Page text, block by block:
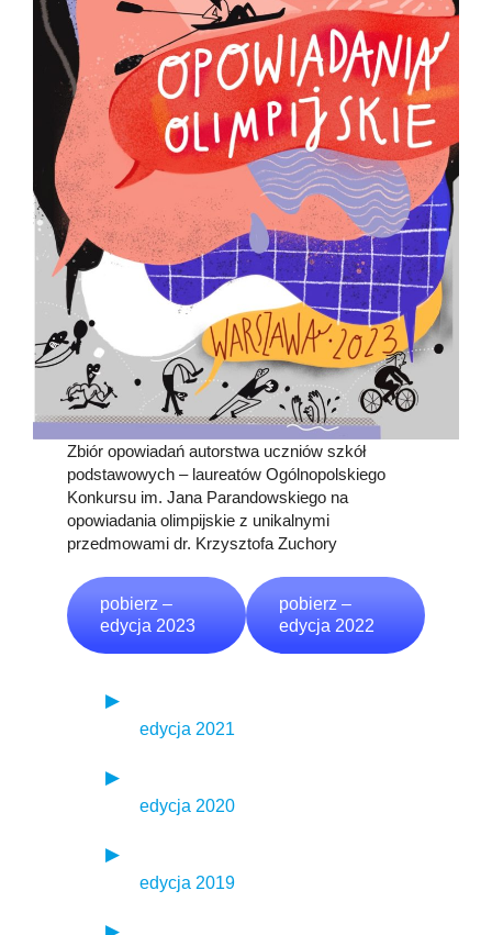
Zbiór opowiadań autorstwa uczniów szkół
podstawowych – laureatów Ogólnopolskiego
Konkursu im. Jana Parandowskiego na
opowiadania olimpijskie z unikalnymi
przedmowami dr. Krzysztofa Zuchory
pobierz –
edycja 2023
pobierz –
edycja 2022
edycja 2021
edycja 2020
edycja 2019